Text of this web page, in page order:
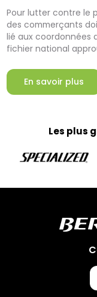
Pour lutter contre le
des commerçants
lié aux coordonnées
fichier national
En savoir plus
Les plus